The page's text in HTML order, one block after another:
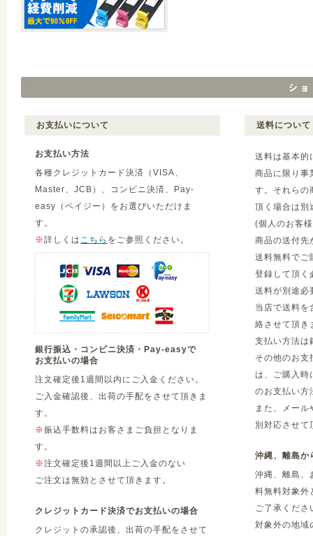
お支払いについて
お支払い方法
各種クレジットカード決済（VISA、
Master、JCB）、コンビニ決済、Pay-
easy（ペイジー）をお選びいただけま
す。
※詳しくは こちら をご参照ください。
銀行振込・コンビニ決済・Pay-easyで
お支払いの場合
注文確定後1週間以内にご入金ください。
ご入金確認後、出荷の手配をさせて頂きま
す。
※振込手数料はお客さまご負担となりま
す。
※注文確定後1週間以上ご入金のない
ご注文は無効とさせて頂きます。
クレジットカード決済でお支払いの場合
クレジットの承認後、出荷の手配をさせて
送料について
送料は基本的
商品に限り事
す。それらの
頂く場合は別
(個人のお客
商品の送付先
送料無料でご
登録して頂く
送料が別途必
当店で送料を
絡させて頂き
支払い方法は
その他のお支
は、ご購入時
のお支払い方
また、メー
別対応させて
沖縄、離島か
沖縄、離島、
料無料対象外
ご了承くださ
対象外の地域